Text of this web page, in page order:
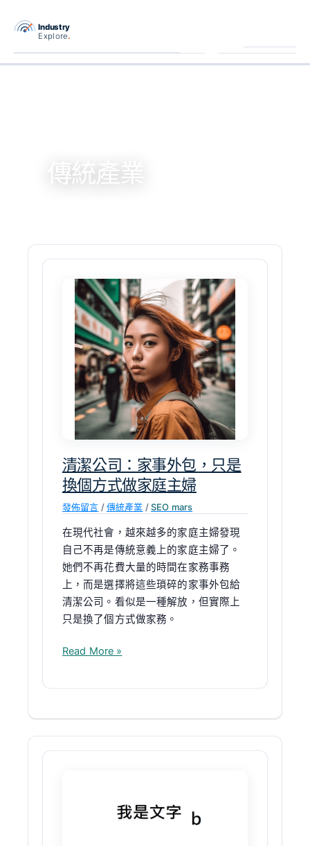
傳統產業
清潔公司：家事外包，只是
換個方式做家庭主婦
發佈留言 /傳統產業 /SEO mars
在現代社會，越來越多的家庭主婦發現
自己不再是傳統意義上的家庭主婦了。
她們不再花費大量的時間在家務事務
上，而是選擇將這些瑣碎的家事外包給
清潔公司。看似是一種解放，但實際上
只是換了個方式做家務。
司：
包，
換
個
方
式
做
家
庭
主
婦
Read More »